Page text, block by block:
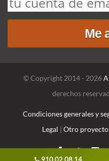
© Copyright 2014 - 2026
derechos
Condiciones generales y
Legal | Otro proyecto